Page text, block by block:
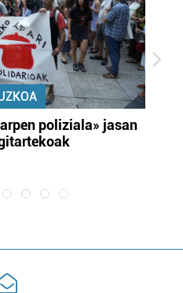
poliziala» jasan